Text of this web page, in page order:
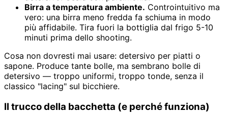
Birra a temperatura ambiente. Controintuitivo ma
vero: una birra meno fredda fa schiuma in modo
più affidabile. Tira fuori la bottiglia dal frigo 5-10
minuti prima dello shooting.
Cosa non dovresti mai usare: detersivo per piatti o
sapone. Produce tante bolle, ma sembrano bolle di
detersivo — troppo uniformi, troppo tonde, senza il
classico "lacing" sul bicchiere.
Il trucco della bacchetta (e perché funziona)